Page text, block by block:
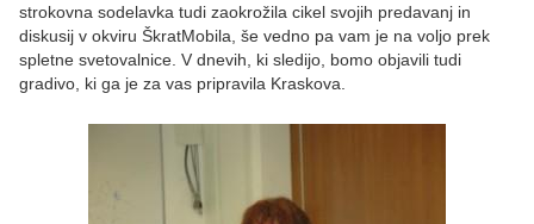
strokovna sodelavka tudi zaokrožila cikel svojih predavanj in
diskusij v okviru ŠkratMobila, še vedno pa vam je na voljo prek
spletne svetovalnice. V dnevih, ki sledijo, bomo objavili tudi
gradivo, ki ga je za vas pripravila Kraskova.